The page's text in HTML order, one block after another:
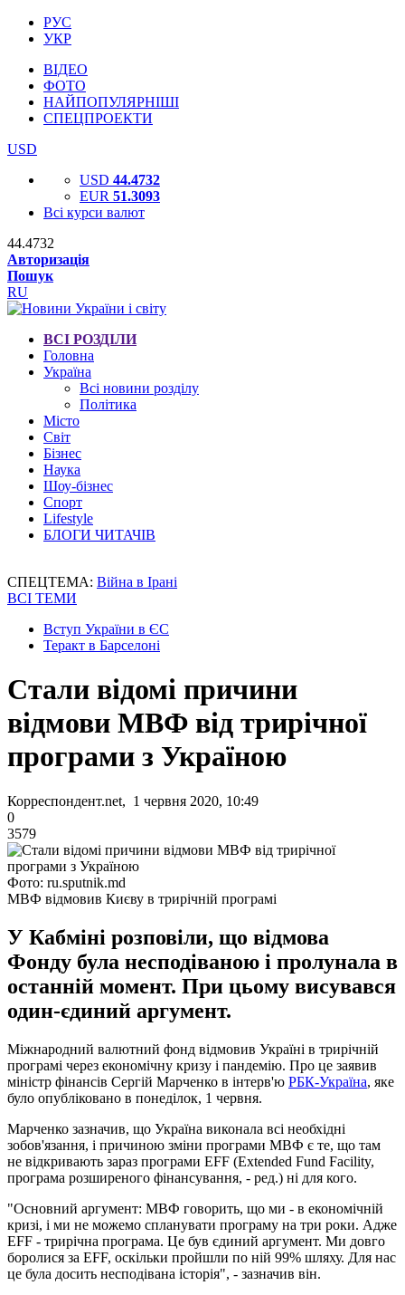
РУС
УКР
ВІДЕО
ФОТО
НАЙПОПУЛЯРНІШІ
СПЕЦПРОЕКТИ
USD
USD 44.4732
EUR 51.3093
Всі курси валют
44.4732
Авторизація
Пошук
RU
ВСІ РОЗДІЛИ
Головна
Україна
Всі новини розділу
Політика
Місто
Світ
Бізнес
Наука
Шоу-бізнес
Спорт
Lifestyle
БЛОГИ ЧИТАЧІВ
СПЕЦТЕМА: Війна в Ірані
ВСІ ТЕМИ
Вступ України в ЄС
Теракт в Барселоні
Стали відомі причини
відмови МВФ від трирічної
програми з Україною
Корреспондент.net, 1 червня 2020, 10:49
0
3579
Фото: ru.sputnik.md
МВФ відмовив Києву в трирічній програмі
У Кабміні розповіли, що відмова
Фонду була несподіваною і пролунала в
останній момент. При цьому висувався
один-єдиний аргумент.
Міжнародний валютний фонд відмовив Україні в трирічній
програмі через економічну кризу і пандемію. Про це заявив
міністр фінансів Сергій Марченко в інтерв'ю РБК-Україна, яке
було опубліковано в понеділок, 1 червня.
Марченко зазначив, що Україна виконала всі необхідні
зобов'язання, і причиною зміни програми МВФ є те, що там
не відкривають зараз програми EFF (Extended Fund Facility,
програма розширеного фінансування, - ред.) ні для кого.
"Основний аргумент: МВФ говорить, що ми - в економічній
кризі, і ми не можемо спланувати програму на три роки. Адже
EFF - трирічна програма. Це був єдиний аргумент. Ми довго
боролися за EFF, оскільки пройшли по ній 99% шляху. Для нас
це була досить несподівана історія", - зазначив він.